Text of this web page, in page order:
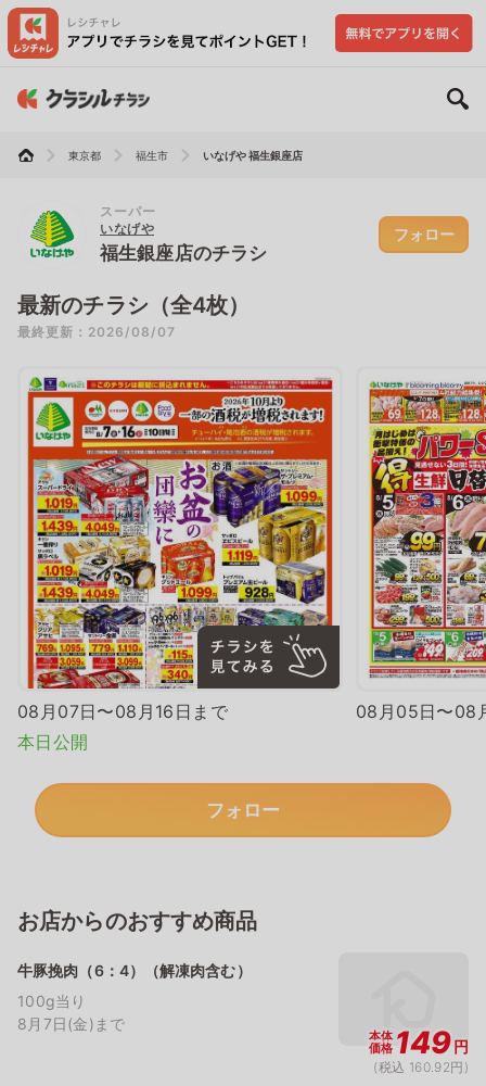
東京都 福生市 いなげや 福生銀座店
スーパー
いなげや
福生銀座店のチラシ
フォロー
最新のチラシ（全4枚）
最終更新：2026/08/07
08月07日〜08月16日まで
本日公開
08月05日〜08
フォロー
お店からのおすすめ商品
牛豚挽肉（6：4）（解凍肉含む）
100g当り
8月7日(金)まで
本体
価格 149円
(税込 160.92円)